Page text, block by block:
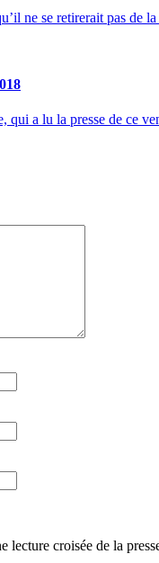
ne se retirerait pas de
qui a lu la presse de ce
lecture croisée de la